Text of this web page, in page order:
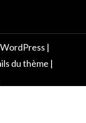
|
du thème |